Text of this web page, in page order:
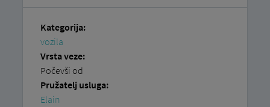
Kategorija:
vozila
Vrsta veze:
Počevši od
Pružatelj usluga:
Elain